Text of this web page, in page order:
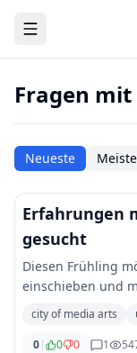
Zum Hauptinhalt
Fragen mit
Neueste
Erfahrungen
gesucht
Diesen Frühling
einschieben und
Herumstöbern im
Network der
city of media arts
0| 0 0 1